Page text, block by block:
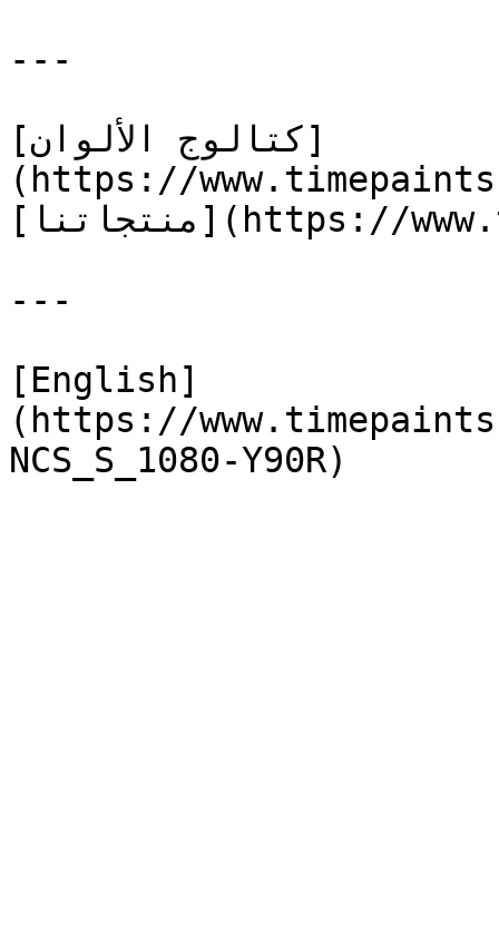
---
[كتالوج الألوان]
(https://
[منتجاتنا](https://www.timepaints.com/ar/products)
---
[English]
(https://
NCS_S_1080-Y90R)